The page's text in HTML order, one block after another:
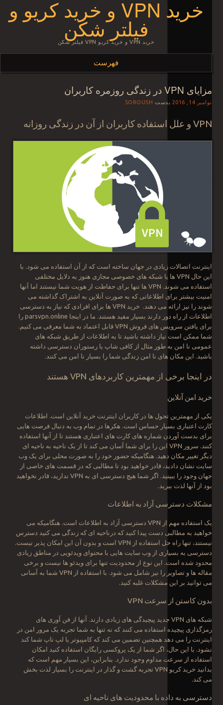
خرید VPN و خرید کریو و
فیلتر شکنخرید VPN و خرید کریو VPN فیلتر شکن
فهرست
رفتن به نوشته‌ها
مزایای VPN در زندگی روزمره کاربران
نوامبر 14, 2016 بدست SOROUSH
VPN و علل استفاده کاربران از آن در زندگی روزانه
اینترنت اتصالات زیادی در جهان ساخته است که از آن استفاده می شود. با
این حال VPN ها یا شبکه های خصوصی مجازی هنوز به دلایل مختلفی
استفاده می شوند. VPN ها تنها برای حفاظت از هویت شما نیستند اما آنها
امنیت بیشتر برای اطلاعاتی که به صورت آنلاین به اشتراک گذاشته می
شوند را نیز ارائه می دهند. خرید VPN ها برای افرادی که نیاز به دسترسی
اطلاعات از راه دور دارند بسیار مفید هستند. ما در اینجا parsvpn.online را
برای یافتن سرویس های فروش VPN قابل اعتماد به شما معرفی می کنیم.
شما ممکن است نیاز داشته باشید تا به اطلاعات از طریق شبکه های
عمومی نا امن به طور مثال از کافی شاپ یا رستوران دسترسی داشته
باشید. این مکان های نا امن زندگی شما را بسیار نا امن می کنند.
در اینجا برخی از مهمترین کاربردهای VPN هستند
خرید امن آنلاین
یکی از مهمترین تحول ها در کاربران اینترنت خرید آنلاین است. اطلاعات
کارت اعتباری بسیار حساس است. هکرها در تمام وب به دنبال فرصت هایی
برای بدست آوردن شماره های کارت های اعتباری هستند تا از آنها استفاده
کنند. سرور VPN این را برای شما آسان می کند تا از یک ناحیه به ناحیه ای
دیگر تغییر مکان دهید. هنگامیکه حضور خود را به صورت محلی برای یک وب
سایت نشان دادید، قادر خواهید بود تا مطالبی که در قسمت های خاصی از
جهان وجود را ببینید. اگر شما هیچ دسترسی ای به VPN ندارید، قادر نخواهید
بود از آنها لذت ببرید.
مشکلات دسترسی آزاد به اطلاعات
یک استفاده مهم از VPN دسترسی آزاد به اطلاعات است. هنگامیکه می
خواهید به مطالبی دست پیدا کنید که درناحیه ای که زندگی می کنید دسترس
نیستند، تنها راه حل استفاده از VPN است و بدون آن این امکان پذیر نیست.
دسترسی به بسیاری از وب سایت هایی با محتوای ویدئویی در مناطق زیادی
محدود شده است. این نوع از محدودیت تنها برای ویدئو ها نیست و برخی
مقاله ها و تصاویر را نیز شامل می شود. با استفاده از VPN شما به آسانی
می توانید بر این مشکلات غلبه کنید.
بدون کاستن از سرعت VPN
شبکه های VPN جدید پیچیدگی های زیادی دارند. آنها از فن آوری های
رمزگذاری پیچیده استفاده می کنند که نه تنها به شما تجربه یک مرور امن در
اینترنت را می دهد همچنین تضمین می کند که کامپیوتر یا لپ تاپ شما کند
نشود. با این حال، اگر شما از یک پروکسی رایگان استفاده کنید امکان
استفاده از سرعت مداوم وجود ندارد. بنابراین، این بسیار مهم است که
بدانید خرید کریو VPN تجربه گشت و گذار در اینترنت را بسیار لذت بخش
می کند.
دسترسی به داده با محدودیت های ناحیه ای